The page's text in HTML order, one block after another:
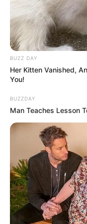
(foto:
BUZZ DAY
Her Kitten Vanished,
You!
BUZZDAY
Man Teaches Lesson